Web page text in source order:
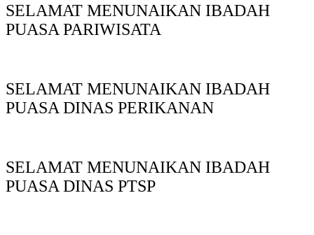
SELAMAT MENUNAIKAN IBADAH
PUASA PARIWISATA
SELAMAT MENUNAIKAN IBADAH
PUASA DINAS PERIKANAN
SELAMAT MENUNAIKAN IBADAH
PUASA DINAS PTSP